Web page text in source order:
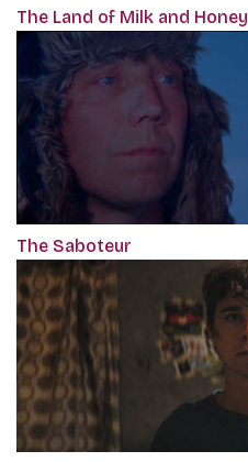
The Land of Milk and Honey
The Saboteur